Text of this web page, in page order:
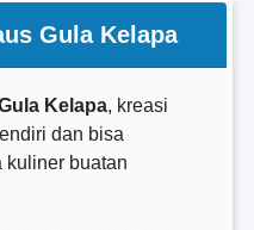
Gula Kelapa
Kelapa, kreasi
dan bisa
kuliner buatan